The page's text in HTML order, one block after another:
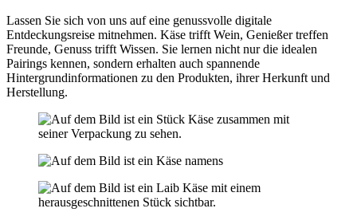
Lassen Sie sich von uns auf eine genussvolle digitale
Entdeckungsreise mitnehmen. Käse trifft Wein, Genießer treffen
Freunde, Genuss trifft Wissen. Sie lernen nicht nur die idealen
Pairings kennen, sondern erhalten auch spannende
Hintergrundinformationen zu den Produkten, ihrer Herkunft und
Herstellung.